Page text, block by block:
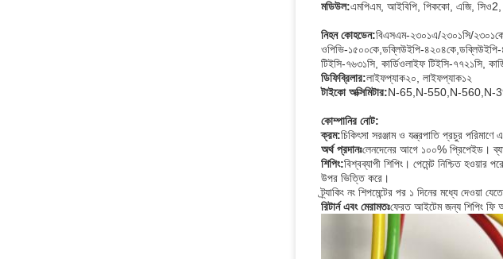
মডিউল:এমপিএম, আইবিপি, পিককো, এজি,
নিহন কোহডেন:বিএসএম-২৩০১এ/২৩০১সি/
ওপিভি-১৫০০কে,ডব্লিউইপি-৪২০৪কে,ডব্লিউইপি-
টিইসি-৭৬৩১সি, কার্ডিওলাইফ টিইসি-৭৭২১সি,
ডিফিব্রিলার:লাইফপ্যাক২০, লাইফপ্যাক১২
টাইকো অক্সিমিটার:N-65,N-550,N-560,N-
কোম্পানির নোট:
ক্রম:চিকিৎসা সরঞ্জাম ও যন্ত্রপাতি প্রচুর
অর্থ প্রদানঃলেনদেনের আগে ১০০% প্রিপেইড।
শিপিং:বিশ্বব্যাপী শিপিং। পেমেন্ট নিশ্চিত
উপর ভিত্তি করে।
ট্র্যাকিং নং শিপমেন্টের পর ১ দিনের মধ্যে দেওয়া
রিটার্ন এবং মেরামতঃফেরত আইটেম জন্য শিপিং ফি